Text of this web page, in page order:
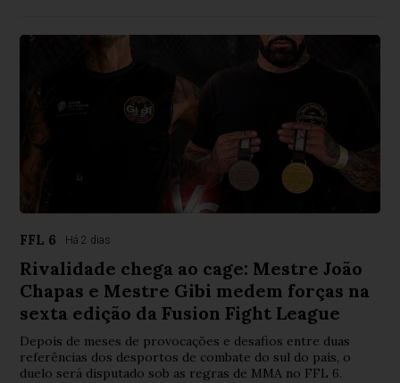
FFL 6 Há 2 dias
Rivalidade chega ao cage: Mestre João
Chapas e Mestre Gibi medem forças na
sexta edição da Fusion Fight League
Depois de meses de provocações e desafios entre duas
referências dos desportos de combate do sul do país, o
duelo será disputado sob as regras de MMA no FFL 6.